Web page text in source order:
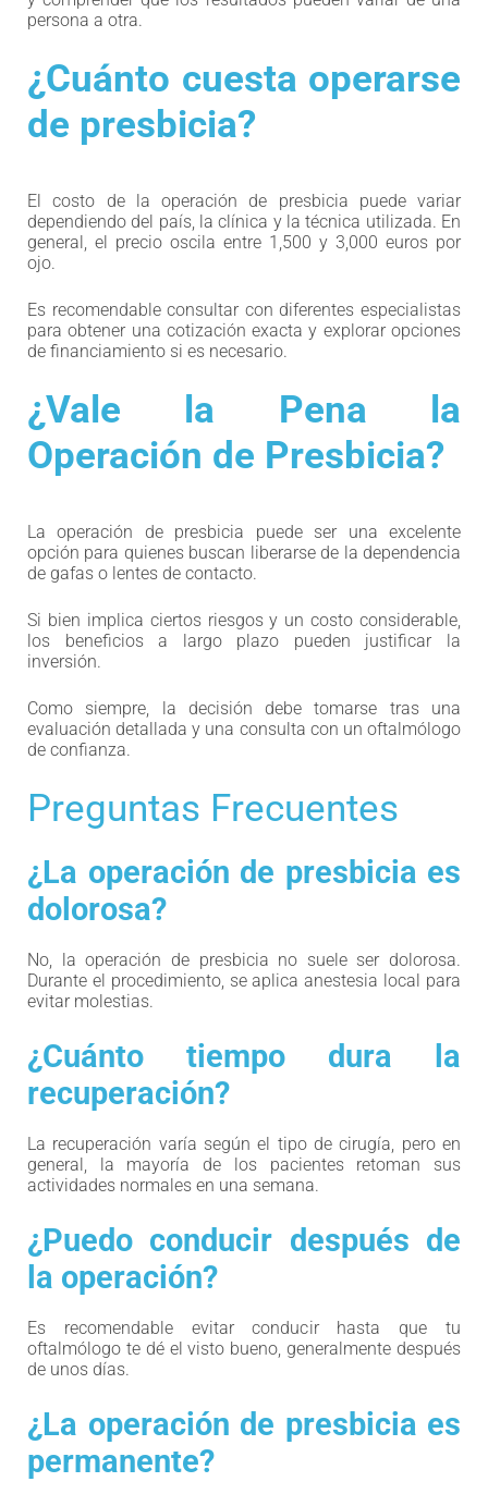
persona a otra.
¿Cuánto cuesta operarse
de presbicia?
El costo de la operación de presbicia puede variar
dependiendo del país, la clínica y la técnica utilizada. En
general, el precio oscila entre 1,500 y 3,000 euros por
ojo.
Es recomendable consultar con diferentes especialistas
para obtener una cotización exacta y explorar opciones
de financiamiento si es necesario.
¿Vale la Pena la
Operación de Presbicia?
La operación de presbicia puede ser una excelente
opción para quienes buscan liberarse de la dependencia
de gafas o lentes de contacto.
Si bien implica ciertos riesgos y un costo considerable,
los beneficios a largo plazo pueden justificar la
inversión.
Como siempre, la decisión debe tomarse tras una
evaluación detallada y una consulta con un oftalmólogo
de confianza.
Preguntas Frecuentes
¿La operación de presbicia es
dolorosa?
No, la operación de presbicia no suele ser dolorosa.
Durante el procedimiento, se aplica anestesia local para
evitar molestias.
¿Cuánto tiempo dura la
recuperación?
La recuperación varía según el tipo de cirugía, pero en
general, la mayoría de los pacientes retoman sus
actividades normales en una semana.
¿Puedo conducir después de
la operación?
Es recomendable evitar conducir hasta que tu
oftalmólogo te dé el visto bueno, generalmente después
de unos días.
¿La operación de presbicia es
permanente?